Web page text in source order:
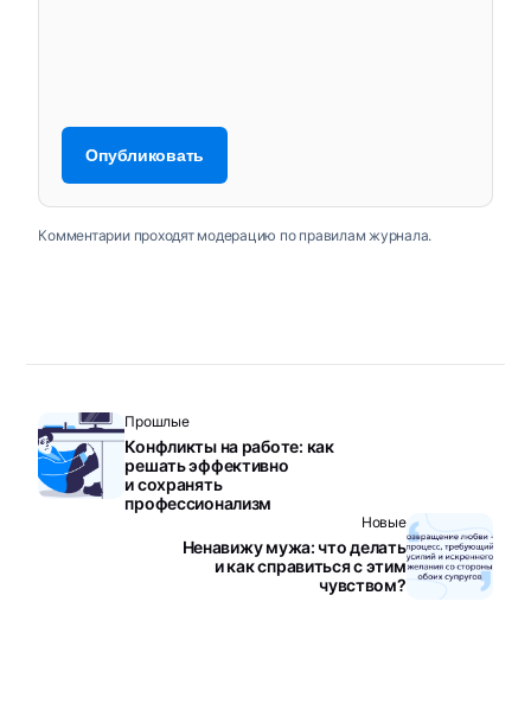
Комментарии проходят модерацию по правилам журнала.
Прошлые
Конфликты на работе: как
решать эффективно
и сохранять
профессионализм
Новые
Ненавижу мужа: что делать
и как справиться с этим
чувством?